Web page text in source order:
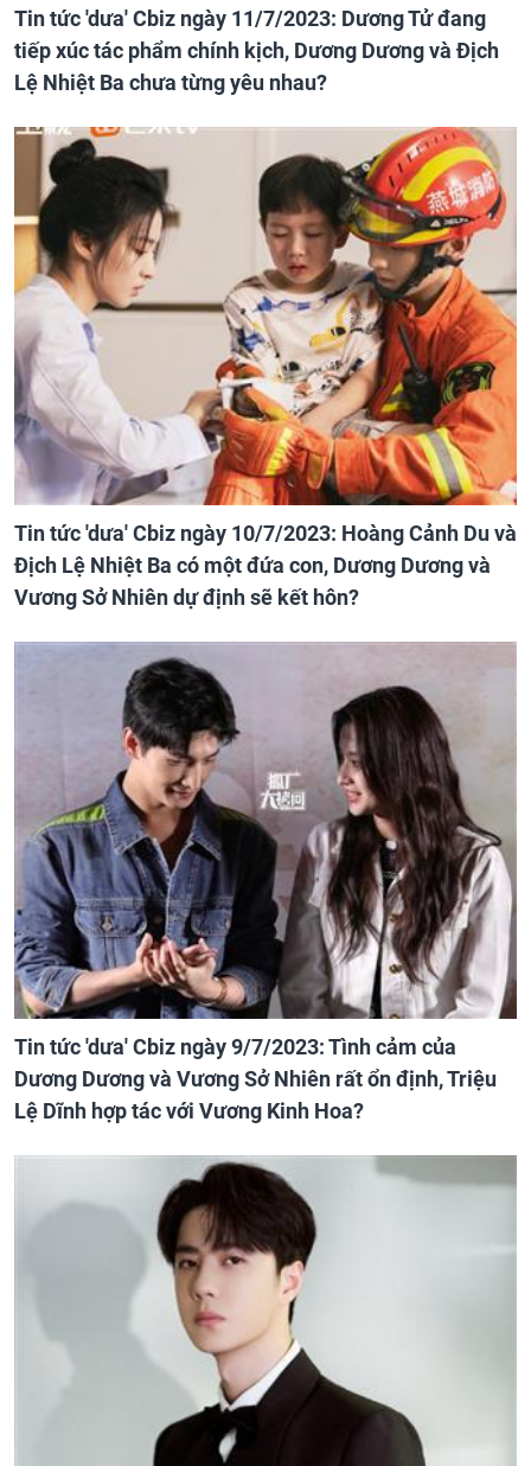
Tin tức 'dưa' Cbiz ngày 11/7/2023: Dương Tử đang
tiếp xúc tác phẩm chính kịch, Dương Dương và Địch
Lệ Nhiệt Ba chưa từng yêu nhau?
Tin tức 'dưa' Cbiz ngày 10/7/2023: Hoàng Cảnh Du và
Địch Lệ Nhiệt Ba có một đứa con, Dương Dương và
Vương Sở Nhiên dự định sẽ kết hôn?
Tin tức 'dưa' Cbiz ngày 9/7/2023: Tình cảm của
Dương Dương và Vương Sở Nhiên rất ổn định, Triệu
Lệ Dĩnh hợp tác với Vương Kinh Hoa?